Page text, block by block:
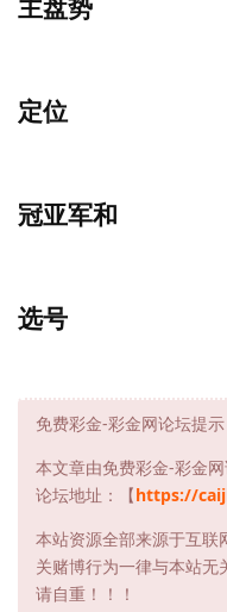
主盘势
定位
冠亚军和
选号
免费彩金-彩金网论坛提示
本文章由免费彩金-彩金网
论坛地址：【https://
本站资源全部来源于互联
关赌博行为一律与本站无
请自重！！！